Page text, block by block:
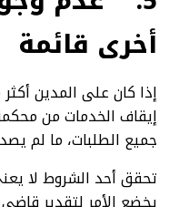
أخرى قائمة
إذا كان على المدين
إيقاف الخدمات من
جميع الطلبات، ما لم
تحقق أحد الشروط لا